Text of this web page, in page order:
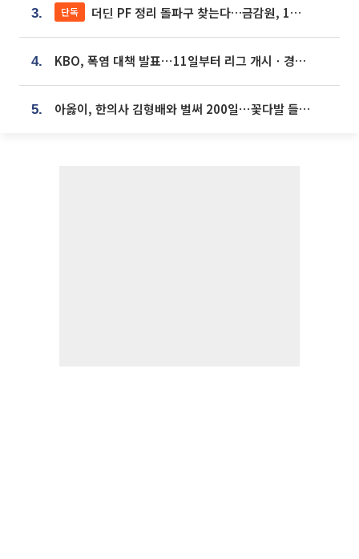
3. 단독 더딘 PF 정리 돌파구 찾는다…금감원, 1년 반 만에 매각설명회 재개
4. KBO, 폭염 대책 발표⋯11일부터 리그 개시ㆍ경기 오후 7시 시작
5. 아옳이, 한의사 김형배와 벌써 200일⋯꽃다발 들고 "프러포즈 아냐"